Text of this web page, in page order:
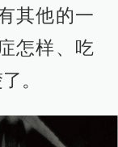
其他的一
怎样、吃
。